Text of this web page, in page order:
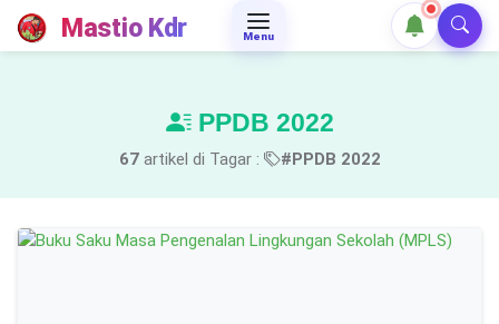
Mastio Kdr Menu
PPDB 2022
67artikel di Tagar : #PPDB 2022